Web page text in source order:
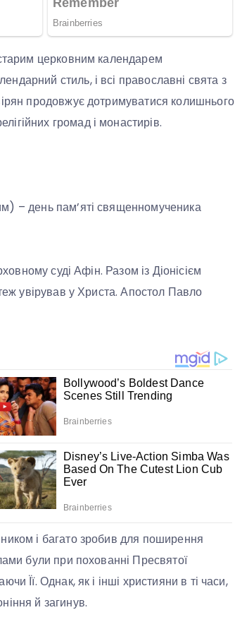
церковним календарем
стиль, і всі православні свята з
продовжує дотримуватися колишнього
громад і монастирів.
– день пам’яті священномученика
суді Афін. Разом із Діонісієм
увірував у Христа. Апостол Павло
і багато зробив для поширення
були при похованні Пресвятої
Її. Однак, як і інші християни в ті часи,
й загинув.